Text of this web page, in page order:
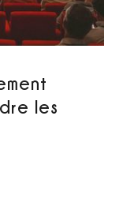
les